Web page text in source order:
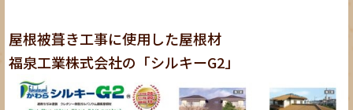
屋根被葺き工事に使用した屋根材
福泉工業株式会社の「シルキーG2」